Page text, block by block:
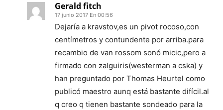
Gerald fitch
17 junio 2017 En 00:56
Dejaría a kravstov,es un pivot rocoso,con
centímetros y contundente por arriba.para
recambio de van rossom sonó micic,pero a
firmado con zalguiris(westerman a cska) y
han preguntado por Thomas Heurtel como
publicó maestro aunq está bastante difícil.al
q creo q tienen bastante sondeado para la